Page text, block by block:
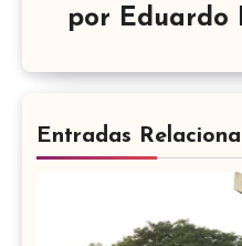
por Eduardo
Entradas